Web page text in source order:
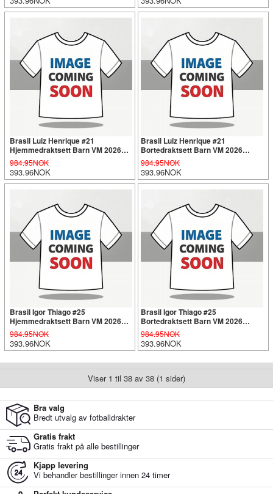
Brasil Luiz Henrique #21
Hjemmedraktsett Barn VM 2026
Kortermet (+ Korte bukser)
984.95NOK
393.96NOK
Brasil Luiz Henrique #21
Bortedraktsett Barn VM 2026
Kortermet (+ Korte bukser)
984.95NOK
393.96NOK
Brasil Igor Thiago #25
Hjemmedraktsett Barn VM 2026
Kortermet (+ Korte bukser)
984.95NOK
393.96NOK
Brasil Igor Thiago #25
Bortedraktsett Barn VM 2026
Kortermet (+ Korte bukser)
984.95NOK
393.96NOK
Viser 1 til 38 av 38 (1 sider)
Bra valg
Bredt utvalg av fotballdrakter
Gratis frakt
Gratis frakt på alle bestillinger
Kjapp levering
Vi behandler bestillinger innen 24 timer